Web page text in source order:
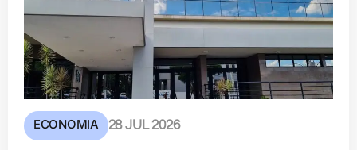
ECONOMIA 28 JUL 2026